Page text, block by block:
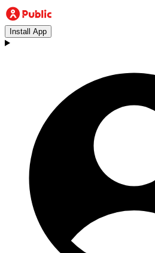
Install App